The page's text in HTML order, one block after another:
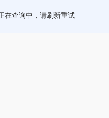
在查询中，请刷新重试